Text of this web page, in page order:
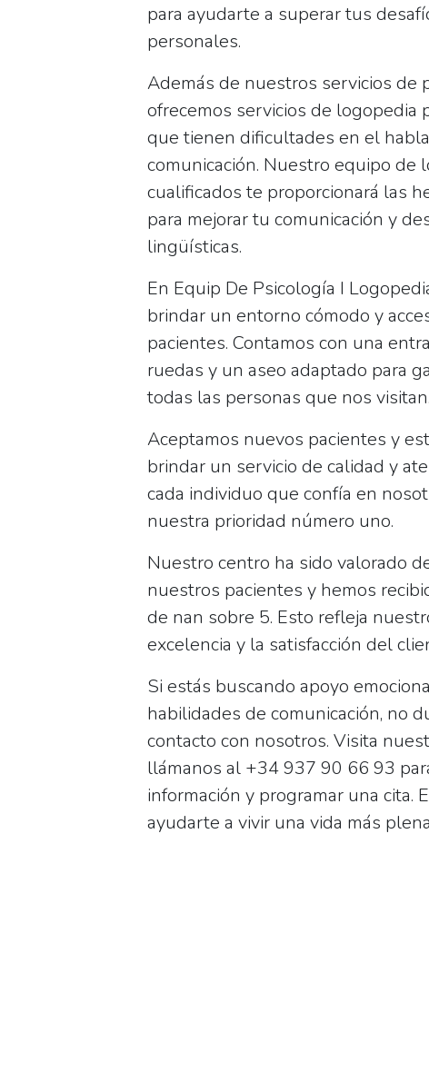
para ayudarte a superar tus
personales.
Además de nuestros servicios de
ofrecemos servicios de logopedia
que tienen dificultades en el
comunicación. Nuestro equipo de
cualificados te proporcionará las
para mejorar tu comunicación y
lingüísticas.
En Equip De Psicología I
brindar un entorno cómodo y
pacientes. Contamos con una
ruedas y un aseo adaptado para
todas las personas que nos visitan.
Aceptamos nuevos pacientes y
brindar un servicio de calidad y
cada individuo que confía en
nuestra prioridad número uno.
Nuestro centro ha sido valorado
nuestros pacientes y hemos
de nan sobre 5. Esto refleja
excelencia y la satisfacción del
Si estás buscando apoyo
habilidades de comunicación, no
contacto con nosotros. Visita
llámanos al +34 937 90 66 93
información y programar una cita.
ayudarte a vivir una vida más